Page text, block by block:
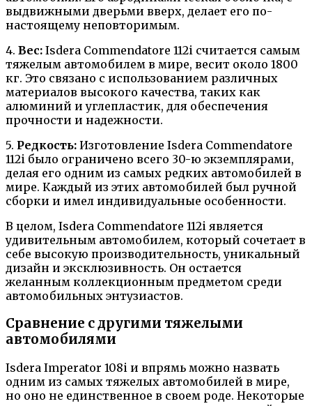
выдвижными дверьми вверх, делает его по-
настоящему неповторимым.
4. Вес: Isdera Commendatore 112i считается самым
тяжелым автомобилем в мире, весит около 1800
кг. Это связано с использованием различных
материалов высокого качества, таких как
алюминий и углепластик, для обеспечения
прочности и надежности.
5. Редкость: Изготовление Isdera Commendatore
112i было ограничено всего 30-ю экземплярами,
делая его одним из самых редких автомобилей в
мире. Каждый из этих автомобилей был ручной
сборки и имел индивидуальные особенности.
В целом, Isdera Commendatore 112i является
удивительным автомобилем, который сочетает в
себе высокую производительность, уникальный
дизайн и эксклюзивность. Он остается
желанным коллекционным предметом среди
автомобильных энтузиастов.
Сравнение с другими тяжелыми
автомобилями
Isdera Imperator 108i и впрямь можно назвать
одним из самых тяжелых автомобилей в мире,
но оно не единственное в своем роде. Некоторые